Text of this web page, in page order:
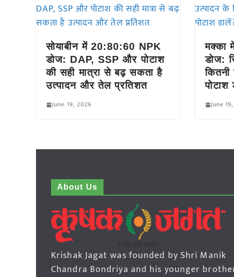
सोयाबीन में 20:80:60 NPK
डोज: DAP, SSP और पोटाश
की सही मात्रा से बढ़ सकता है
उत्पादन और तेल प्रतिशत
June 19, 2026
मक्का
डोज:
पोटाश
June
About Us
Krishak Jagat was founded by Shri Manik
Chandra Bondriya and his younger